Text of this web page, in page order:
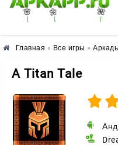
🌸 🌼 🌺
Главная » Все игры »
A Titan Tale